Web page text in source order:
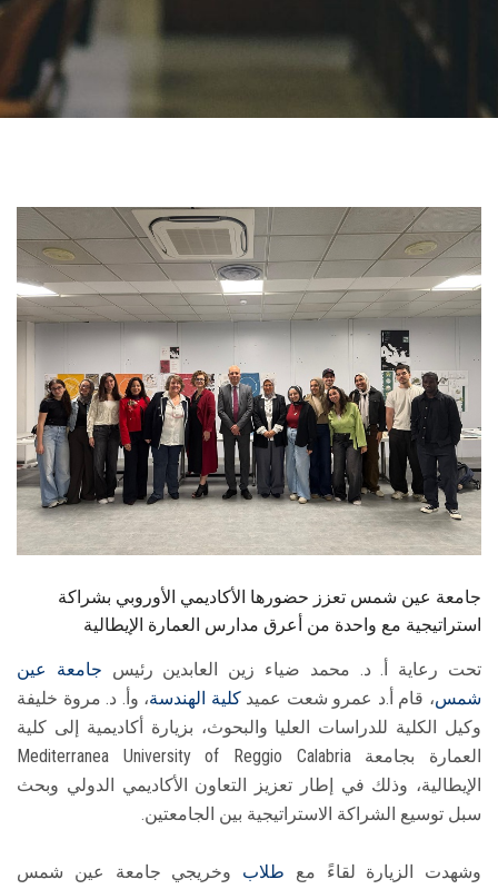
الأنظمة الذكية
الإعلام
الطلاب
هيئة التدريس
الدراسات العليا
الخريجين
الموظفون
الزائـرون
جامعة عين شمس تعزز حضورها الأكاديمي الأوروبي بشراكة
استراتيجية مع واحدة من أعرق مدارس العمارة الإيطالية
تحت رعاية أ. د. محمد ضياء زين العابدين رئيس جامعة عين
شمس، قام أ.د عمرو شعت عميدكلية الهندسة، وأ. د. مروة خليفة
وكيل الكلية للدراسات العليا والبحوث، بزيارة أكاديمية إلى كلية
العمارة بجامعة Mediterranea University of Reggio Calabria
الإيطالية، وذلك في إطار تعزيز التعاون الأكاديمي الدولي وبحث
سبل توسيع الشراكة الاستراتيجية بين الجامعتين.
وشهدت الزيارة لقاءً مع طلاب وخريجي جامعة عين شمس